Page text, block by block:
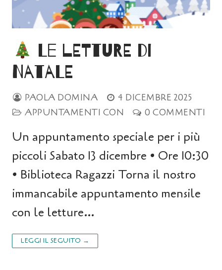
Le letture di
Natale
PAOLA DOMINA
4 DICEMBRE 2025
APPUNTAMENTI CON
0 COMMENTI
Un appuntamento speciale per i più
piccoli Sabato 13 dicembre • Ore 10:30
• Biblioteca Ragazzi Torna il nostro
immancabile appuntamento mensile
con le letture…
LEGGI IL SEGUITO →